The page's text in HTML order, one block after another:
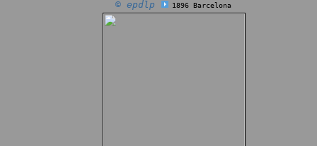
© epdlp 1896 Barcelona